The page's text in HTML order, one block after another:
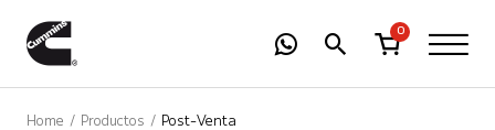
0
Home Productos Post-Venta